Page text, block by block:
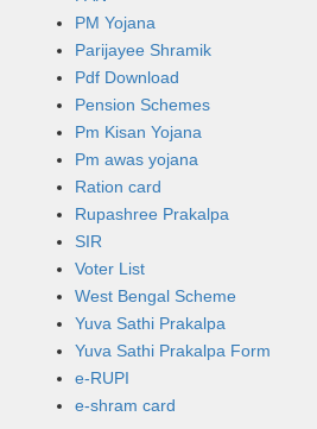
PM Yojana
Parijayee Shramik
Pdf Download
Pension Schemes
Pm Kisan Yojana
Pm awas yojana
Ration card
Rupashree Prakalpa
SIR
Voter List
West Bengal Scheme
Yuva Sathi Prakalpa
Yuva Sathi Prakalpa Form
e-RUPI
e-shram card